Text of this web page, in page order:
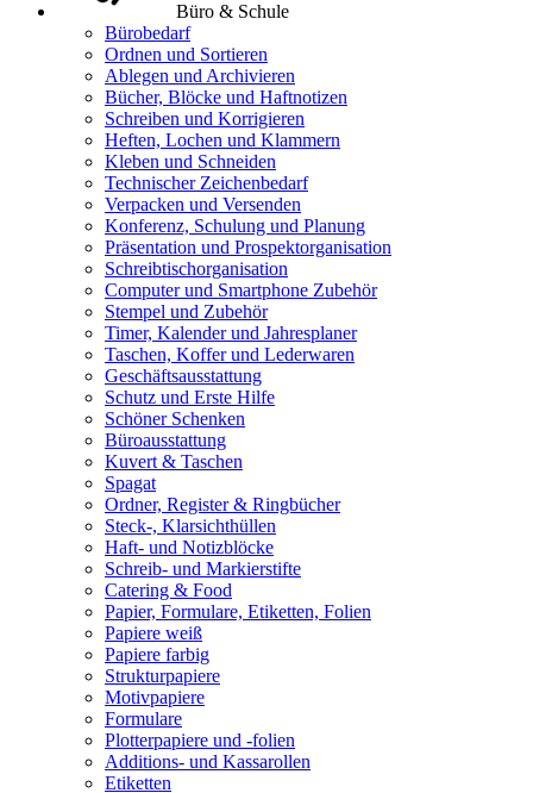
Büro & Schule
Bürobedarf
Ordnen und Sortieren
Ablegen und Archivieren
Bücher, Blöcke und Haftnotizen
Schreiben und Korrigieren
Heften, Lochen und Klammern
Kleben und Schneiden
Technischer Zeichenbedarf
Verpacken und Versenden
Konferenz, Schulung und Planung
Präsentation und Prospektorganisation
Schreibtischorganisation
Computer und Smartphone Zubehör
Stempel und Zubehör
Timer, Kalender und Jahresplaner
Taschen, Koffer und Lederwaren
Geschäftsausstattung
Schutz und Erste Hilfe
Schöner Schenken
Büroausstattung
Kuvert & Taschen
Spagat
Ordner, Register & Ringbücher
Steck-, Klarsichthüllen
Haft- und Notizblöcke
Schreib- und Markierstifte
Catering & Food
Papier, Formulare, Etiketten, Folien
Papiere weiß
Papiere farbig
Strukturpapiere
Motivpapiere
Formulare
Plotterpapiere und -folien
Additions- und Kassarollen
Etiketten